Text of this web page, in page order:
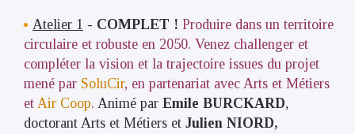
Atelier 1 - COMPLET ! Produire dans un territoire
circulaire et robuste en 2050. Venez challenger et
compléter la vision et la trajectoire issues du projet
mené par SoluCir, en partenariat avec Arts et Métiers
et Air Coop. Animé par Emile BURCKARD,
doctorant Arts et Métiers et Julien NIORD,